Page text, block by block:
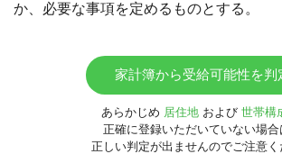
か、必要な事項を定めるものとする。
家計簿から受給可能性を判
あらかじめ 居住地 および 世帯構
正確に登録いただいていない場合
正しい判定が出ませんのでご注意く